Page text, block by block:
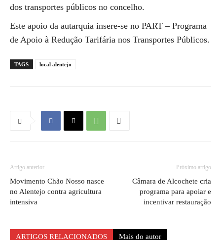
dos transportes públicos no concelho.
Este apoio da autarquia insere-se no PART – Programa
de Apoio à Redução Tarifária nos Transportes Públicos.
TAGS local alentejo
Artigo anterior
Movimento Chão Nosso nasce
no Alentejo contra agricultura
intensiva
Próximo artigo
Câmara de Alcochete cria
programa para apoiar e
incentivar restauração
ARTIGOS RELACIONADOS Mais do autor